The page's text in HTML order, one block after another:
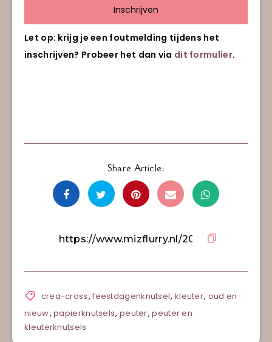
Inschrijven
Let op: krijg je een foutmelding tijdens het
inschrijven? Probeer het dan via dit formulier.
Share Article:
crea-cross,feestdagenknutsel, kleuter, oud en
nieuw,papierknutsels, peuter,peuter en
kleuterknutsels